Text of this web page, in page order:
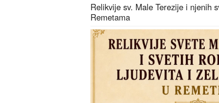
Relikvije sv. Male Terezije i njenih
Remetama